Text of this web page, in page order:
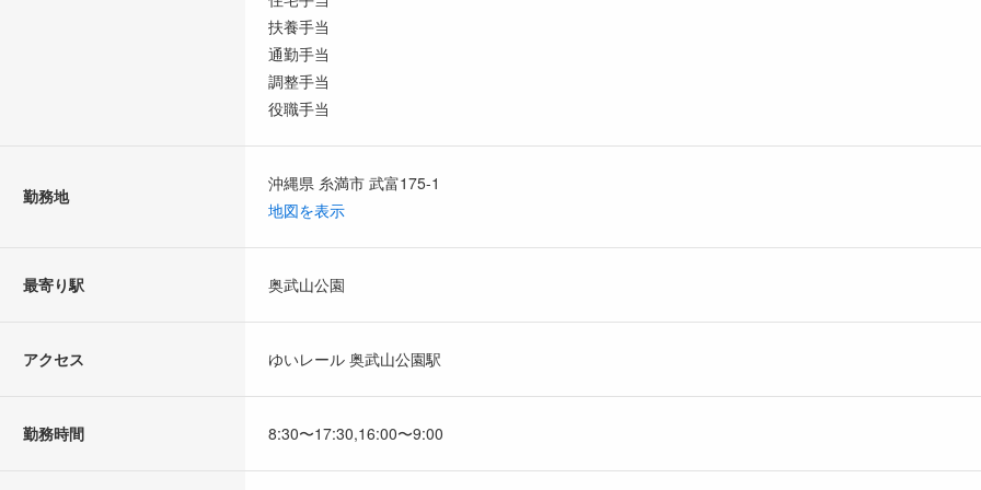
扶養手当
通勤手当
調整手当
役職手当
勤務地
沖縄県 糸満市 武富175-1
地図を表示
最寄り駅 奥武山公園
アクセス ゆいレール 奥武山公園駅
勤務時間 8:30〜17:30,16:00〜9:00